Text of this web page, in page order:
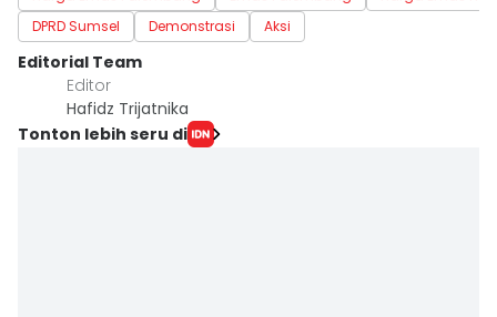
DPRD Sumsel
Demonstrasi Aksi
Editorial Team
Editor
Hafidz Trijatnika
Tonton lebih seru di